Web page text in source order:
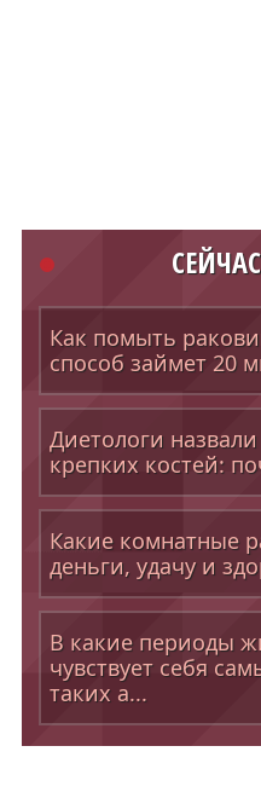
Как помыть
способ займет 20
Диетологи
крепких костей:
Какие комнатные
деньги, удачу и
В какие периоды
чувствует себя
таких а...